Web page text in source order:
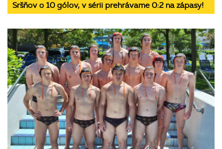
Sršňov o 10 gólov, v sérii prehrávame 0:2 na zápasy!